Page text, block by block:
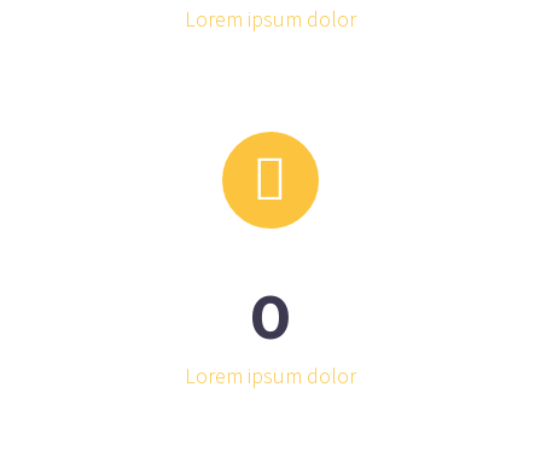
Lorem ipsum dolor


0
Lorem ipsum dolor